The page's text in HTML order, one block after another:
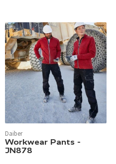
Daiber
Workwear Pants -
JN878